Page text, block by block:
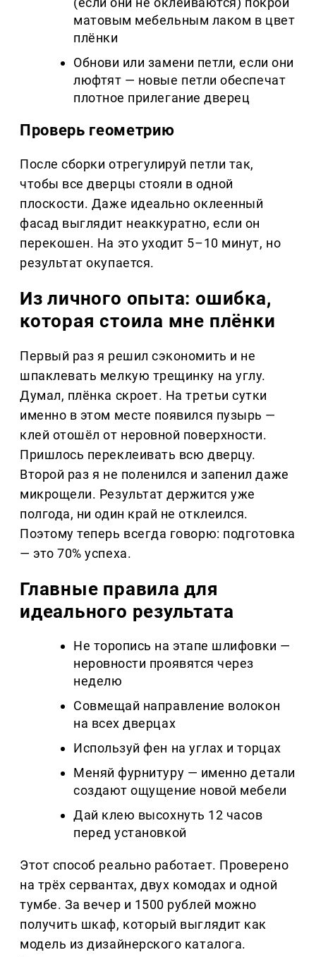
матовым мебельным лаком в цвет
плёнки
Обнови или замени петли, если они
люфтят — новые петли обеспечат
плотное прилегание дверец
Проверь геометрию
После сборки отрегулируй петли так,
чтобы все дверцы стояли в одной
плоскости. Даже идеально оклеенный
фасад выглядит неаккуратно, если он
перекошен. На это уходит 5–10 минут, но
результат окупается.
Из личного опыта: ошибка,
которая стоила мне плёнки
Первый раз я решил сэкономить и не
шпаклевать мелкую трещинку на углу.
Думал, плёнка скроет. На третьи сутки
именно в этом месте появился пузырь —
клей отошёл от неровной поверхности.
Пришлось переклеивать всю дверцу.
Второй раз я не поленился и запенил даже
микрощели. Результат держится уже
полгода, ни один край не отклеился.
Поэтому теперь всегда говорю: подготовка
— это 70% успеха.
Главные правила для
идеального результата
Не торопись на этапе шлифовки —
неровности проявятся через
неделю
Совмещай направление волокон
на всех дверцах
Используй фен на углах и торцах
Меняй фурнитуру — именно детали
создают ощущение новой мебели
Дай клею высохнуть 12 часов
перед установкой
Этот способ реально работает. Проверено
на трёх сервантах, двух комодах и одной
тумбе. За вечер и 1500 рублей можно
получить шкаф, который выглядит как
модель из дизайнерского каталога.